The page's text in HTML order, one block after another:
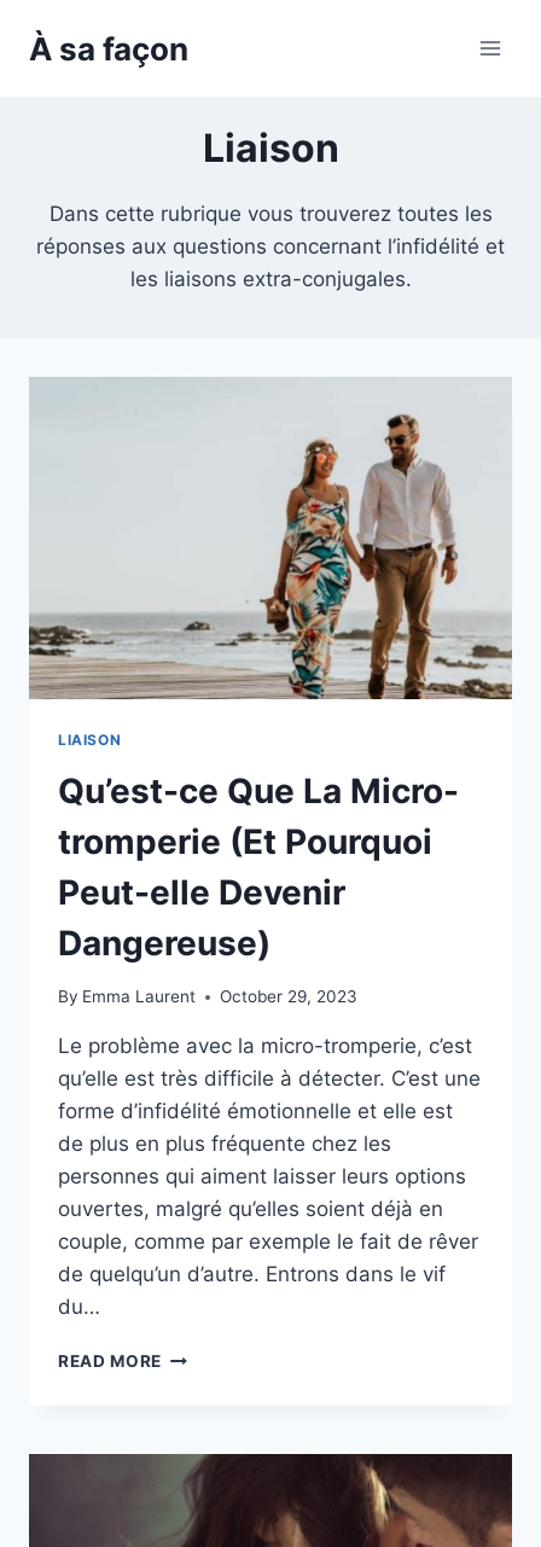
À sa façon
Liaison
Dans cette rubrique vous trouverez toutes les
réponses aux questions concernant l’infidélité et
les liaisons extra-conjugales.
LIAISON
Qu’est-ce Que La Micro-
tromperie (Et Pourquoi
Peut-elle Devenir
Dangereuse)
By Emma Laurent October 29, 2023
Le problème avec la micro-tromperie, c’est
qu’elle est très difficile à détecter. C’est une
forme d’infidélité émotionnelle et elle est
de plus en plus fréquente chez les
personnes qui aiment laisser leurs options
ouvertes, malgré qu’elles soient déjà en
couple, comme par exemple le fait de rêver
de quelqu’un d’autre. Entrons dans le vif
du…
READ MORE QU’EST-
MICRO-
TROMPERIE
POURQUOI